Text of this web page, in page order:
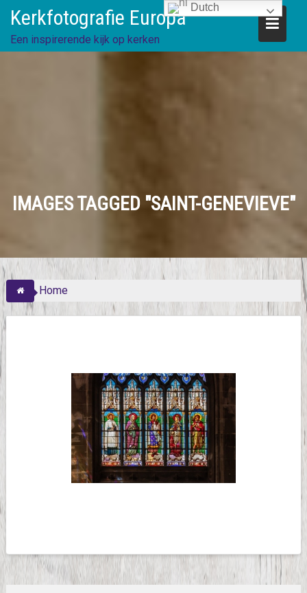
content
Kerkfotografie Europa
Een inspirerende kijk op kerken
IMAGES TAGGED "SAINT-GENEVIEVE"
Home
Dutch